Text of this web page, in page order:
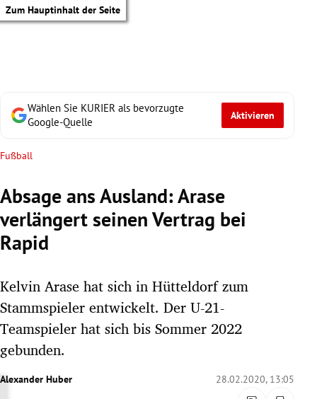
Zum Hauptinhalt der Seite
Untermenü
Wählen Sie KURIER als bevorzugte
Google-Quelle
Aktivieren
Fußball
Absage ans Ausland: Arase
verlängert seinen Vertrag bei
Rapid
Kelvin Arase hat sich in Hütteldorf zum
Stammspieler entwickelt. Der U-21-
Teamspieler hat sich bis Sommer 2022
gebunden.
Alexander Huber 28.02.2020, 13:05